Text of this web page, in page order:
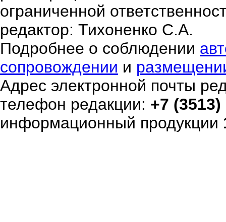
ограниченной
редактор: Тихоненко С.А.
Подробнее о соблюдении
сопровождении и
Адрес электронной почты
телефон редакции: +7
информационный продукции